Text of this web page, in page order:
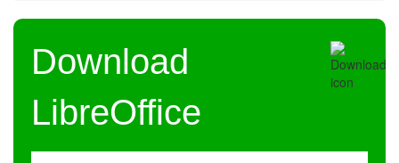
Download
LibreOffice